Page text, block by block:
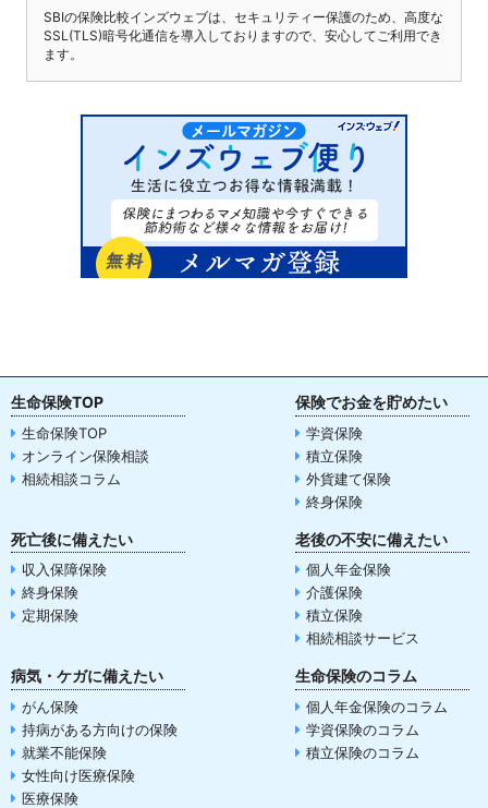
SBIの保険比較インズウェブは、セキュリティー保護のため、高度な
SSL(TLS)暗号化通信を導入しておりますので、安心してご利用でき
ます。
生命保険TOP
生命保険TOP
オンライン保険相談
相続相談コラム
保険でお金を貯めたい
学資保険
積立保険
外貨建て保険
終身保険
死亡後に備えたい
収入保障保険
終身保険
定期保険
老後の不安に備えたい
個人年金保険
介護保険
積立保険
相続相談サービス
病気・ケガに備えたい
がん保険
持病がある方向けの保険
就業不能保険
女性向け医療保険
医療保険
生命保険のコラム
個人年金保険のコラム
学資保険のコラム
積立保険のコラム